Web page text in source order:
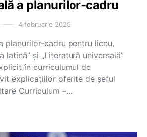
a planurilor-cadru
4 februarie 2025
planurilor-cadru pentru liceu,
latină” și „Literatură universală”
în curriculumul de
explicațiilor oferite de șeful
Curriculum –…